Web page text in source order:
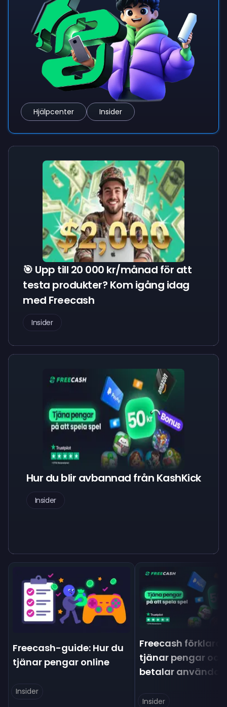
Hjälpcenter Insider
🎯 Upp till 20 000 kr/månad för att
testa produkter? Kom igång idag
med Freecash
Insider
Hur du blir avbannad från KashKick
Insider
Freecash-guide: Hur du
tjänar pengar online
Insider
Freecash
tjänar pengar och
betalar
Insider